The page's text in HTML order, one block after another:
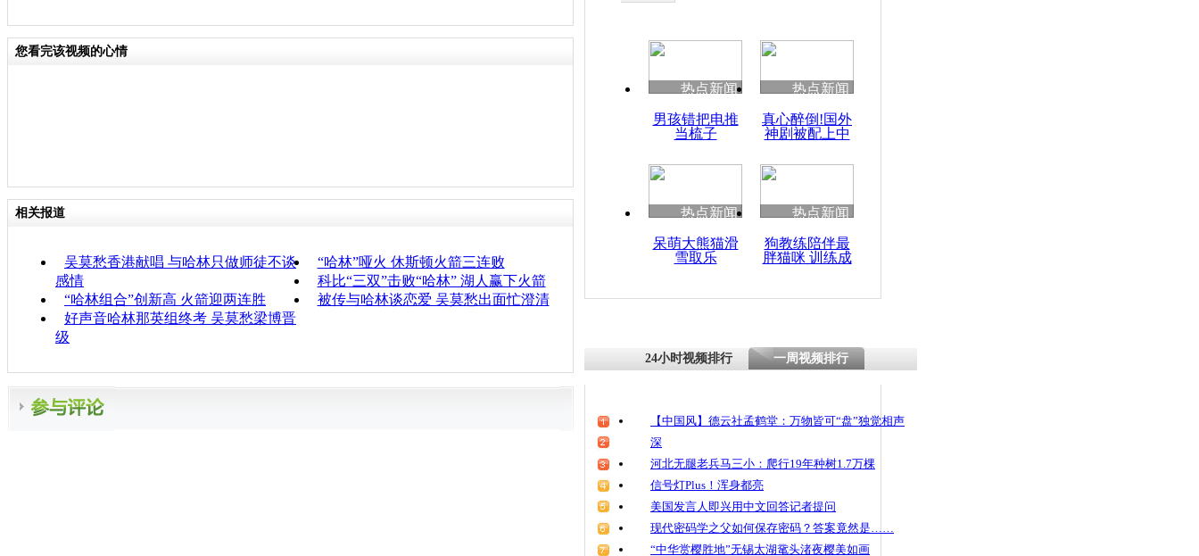
您看完该视频的心情
相关报道
吴莫愁香港献唱 与哈林只做师徒不谈
感情
“哈林”哑火 休斯顿火箭三连败
科比“三双”击败“哈林” 湖人赢下火箭
“哈林组合”创新高 火箭迎两连胜
被传与哈林谈恋爱 吴莫愁出面忙澄清
好声音哈林那英组终考 吴莫愁梁博晋
级
热点新闻
男孩错把电推
当梳子
热点新闻
真心醉倒!国外
神剧被配上中
热点新闻
呆萌大熊猫滑
雪取乐
热点新闻
狗教练陪伴最
胖猫咪 训练成
24小时视频排行 一周视频排行
【中国风】德云社孟鹤堂：万物皆可“盘”独觉相声
深
河北无腿老兵马三小：爬行19年种树1.7万棵
信号灯Plus！浑身都亮
美国发言人即兴用中文回答记者提问
现代密码学之父如何保存密码？答案竟然是……
“中华赏樱胜地”无锡太湖鼋头渚夜樱美如画